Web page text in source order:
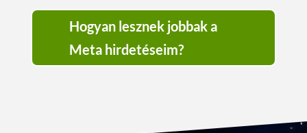
Hogyan lesznek jobbak a
Meta hirdetéseim?